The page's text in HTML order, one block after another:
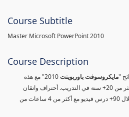
Course Subtitle
Master Microsoft PowerPoint 2010
Course Description
"مايكروسوفت باوربوينت
2010" مع هذه
الدورة الشاملة من مدرب ذو خبرة أكثر من 20+ سنة في التدريب. أحتراف واتقان
باوربوينت ومميزاته أصبح سهلاَ من خلال 90+ درس فيديو مع أكثر من 4 ساعات من